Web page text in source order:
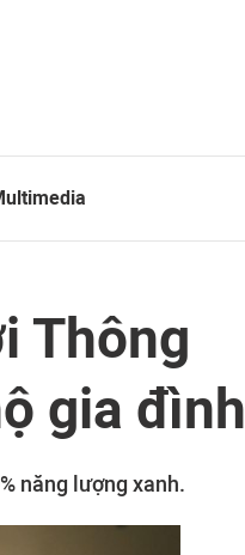
Thông
gia đình
năng lượng xanh.